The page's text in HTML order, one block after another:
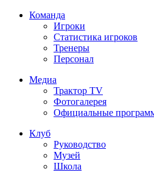
Команда
Игроки
Статистика игроков
Тренеры
Персонал
Медиа
Трактор TV
Фотогалерея
Официальные
Клуб
Руководство
Музей
Школа